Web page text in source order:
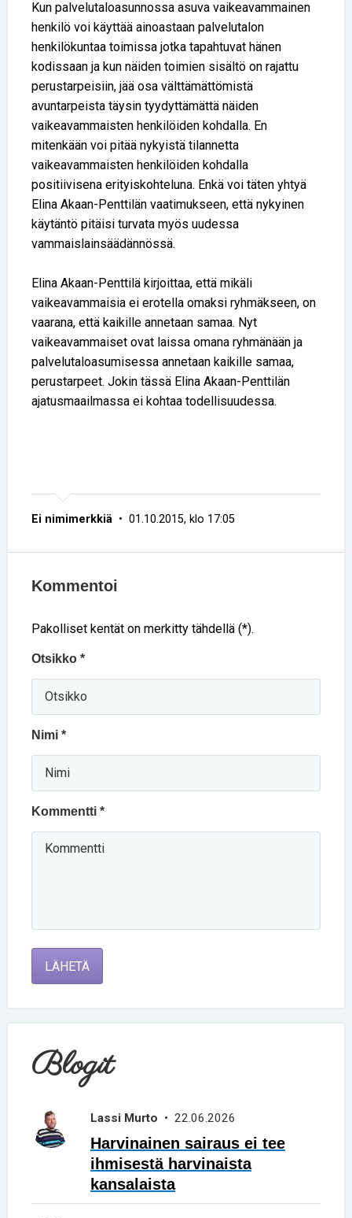
Kun palvelutaloasunnossa asuva vaikeavammainen
henkilö voi käyttää ainoastaan palvelutalon
henkilökuntaa toimissa jotka tapahtuvat hänen
kodissaan ja kun näiden toimien sisältö on rajattu
perustarpeisiin, jää osa välttämättömistä
avuntarpeista täysin tyydyttämättä näiden
vaikeavammaisten henkilöiden kohdalla. En
mitenkään voi pitää nykyistä tilannetta
vaikeavammaisten henkilöiden kohdalla
positiivisena erityiskohteluna. Enkä voi täten yhtyä
Elina Akaan-Penttilän vaatimukseen, että nykyinen
käytäntö pitäisi turvata myös uudessa
vammaislainsäädännössä.
Elina Akaan-Penttilä kirjoittaa, että mikäli
vaikeavammaisia ei erotella omaksi ryhmäkseen, on
vaarana, että kaikille annetaan samaa. Nyt
vaikeavammaiset ovat laissa omana ryhmänään ja
palvelutaloasumisessa annetaan kaikille samaa,
perustarpeet. Jokin tässä Elina Akaan-Penttilän
ajatusmaailmassa ei kohtaa todellisuudessa.
Ei nimimerkkiä • 01.10.2015, klo 17:05
Kommentoi
Pakolliset kentät on merkitty tähdellä (*).
Otsikko *
Nimi *
Kommentti *
LÄHETÄ
Blogit
Lassi Murto • 22.06.2026
Harvinainen sairaus ei tee
ihmisestä harvinaista
kansalaista